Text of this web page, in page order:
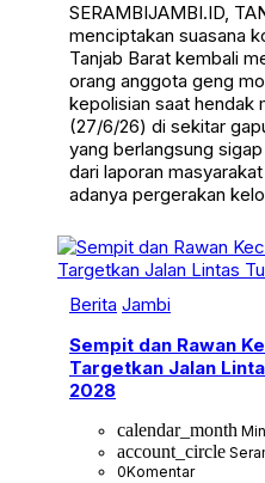
SERAMBIJAMBI.ID,
menciptakan suasana
Tanjab Barat kembali
orang anggota geng
kepolisian saat hendak
(27/6/26) di sekitar
yang berlangsung
dari laporan
adanya pergerakan
Berita Jambi
Sempit dan Rawan
Targetkan Jalan
2028
calendar_month
account_circle
0Komentar